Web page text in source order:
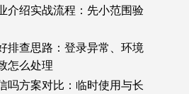
介绍实战流程：先小范围验
排查思路：登录异常、环境
怎么处理
吗方案对比：临时使用与长